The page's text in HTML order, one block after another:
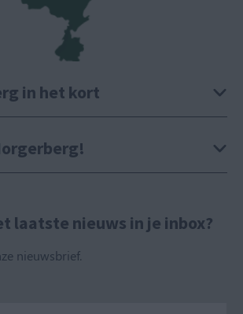
in het kort
laatste nieuws in je inbox?
nieuwsbrief.